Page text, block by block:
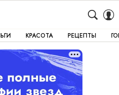
КРАСОТА РЕЦЕПТЫ